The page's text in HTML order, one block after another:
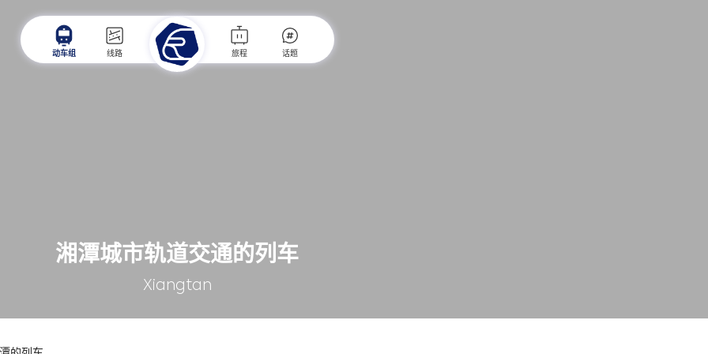
动车组 线路 旅程 话题
湘潭城市轨道交通的列车
Xiangtan